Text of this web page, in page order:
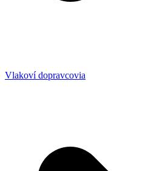
Vlakoví dopravcovia